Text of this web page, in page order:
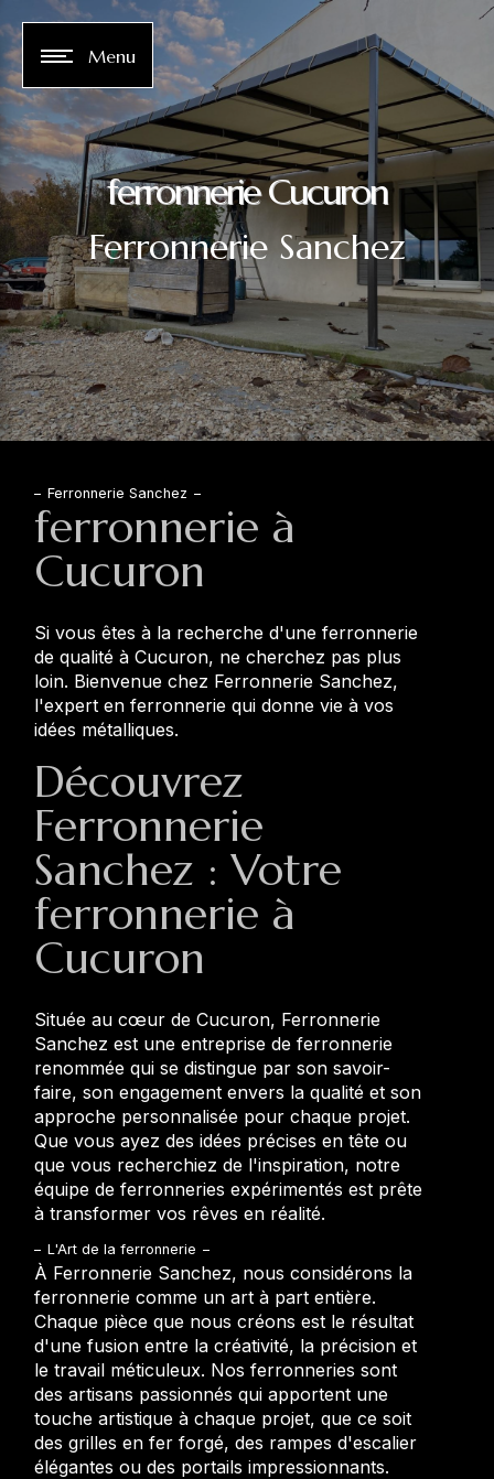
Menu
ferronnerie Cucuron
Ferronnerie Sanchez
Ferronnerie Sanchez
ferronnerie à
Cucuron
Si vous êtes à la recherche d'une ferronnerie
de qualité à Cucuron, ne cherchez pas plus
loin. Bienvenue chez Ferronnerie Sanchez,
l'expert en ferronnerie qui donne vie à vos
idées métalliques.
Découvrez
Ferronnerie
Sanchez : Votre
ferronnerie à
Cucuron
Située au cœur de Cucuron, Ferronnerie
Sanchez est une entreprise de ferronnerie
renommée qui se distingue par son savoir-
faire, son engagement envers la qualité et son
approche personnalisée pour chaque projet.
Que vous ayez des idées précises en tête ou
que vous recherchiez de l'inspiration, notre
équipe de ferronneries expérimentés est prête
à transformer vos rêves en réalité.
L'Art de la ferronnerie
À Ferronnerie Sanchez, nous considérons la
ferronnerie comme un art à part entière.
Chaque pièce que nous créons est le résultat
d'une fusion entre la créativité, la précision et
le travail méticuleux. Nos ferronneries sont
des artisans passionnés qui apportent une
touche artistique à chaque projet, que ce soit
des grilles en fer forgé, des rampes d'escalier
élégantes ou des portails impressionnants.
Panneau de gestion des cookies